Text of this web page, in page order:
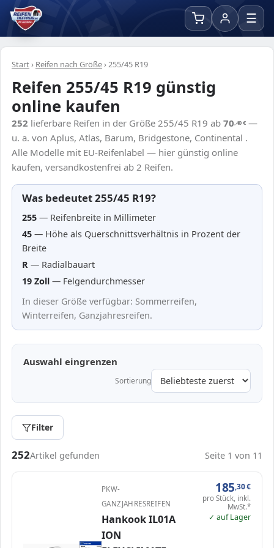
☰
Start› Reifen nach Größe›255/45 R19
Reifen 255/45 R19 günstig
online kaufen
252 lieferbare Reifen in der Größe 255/45 R19 ab 70,40€ —
u. a. von Aplus, Atlas, Barum, Bridgestone, Continental .
Alle Modelle mit EU-Reifenlabel — hier günstig online
kaufen, versandkostenfrei ab 2 Reifen.
Was bedeutet 255/45 R19?
255 — Reifenbreite in Millimeter
45 — Höhe als Querschnittsverhältnis in Prozent der
Breite
R — Radialbauart
19 Zoll — Felgendurchmesser
In dieser Größe verfügbar: Sommerreifen,
Winterreifen, Ganzjahresreifen.
Auswahl eingrenzen
Sortierung
Filter
Passende Reifen in 255/45 R19
252Artikel gefunden Seite 1 von 11
ENERG
Hankook 1034596
PKW-
GANZJAHRESREIFEN
Hankook IL01A
ION
185,30€
pro Stück, inkl.
MwSt.*
✓ auf Lager